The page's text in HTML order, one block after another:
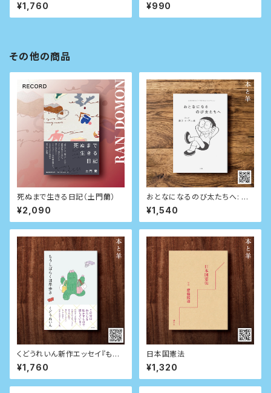
¥1,760 ¥990
その他の商品
死ぬまで生きる日記（土門蘭）
¥2,090
おとなになるのび太たちへ: 人
生を変える『ドラえもん』セレク
ション
¥1,540
くどうれいん新作エッセイ『もう
しばらくは早歩き』
¥1,760
日本国憲法
¥1,320